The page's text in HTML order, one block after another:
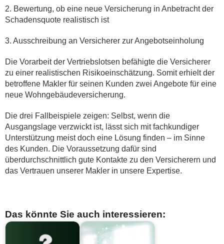
2. Bewertung, ob eine neue Versicherung in Anbetracht der
Schadensquote realistisch ist
3. Ausschreibung an Versicherer zur Angebotseinholung
Die Vorarbeit der Vertriebslotsen befähigte die Versicherer
zu einer realistischen Risikoeinschätzung. Somit erhielt der
betroffene Makler für seinen Kunden zwei Angebote für eine
neue Wohngebäudeversicherung.
Die drei Fallbeispiele zeigen: Selbst, wenn die
Ausgangslage verzwickt ist, lässt sich mit fachkundiger
Unterstützung meist doch eine Lösung finden – im Sinne
des Kunden. Die Voraussetzung dafür sind
überdurchschnittlich gute Kontakte zu den Versicherern und
das Vertrauen unserer Makler in unsere Expertise.
Das könnte Sie auch interessieren: